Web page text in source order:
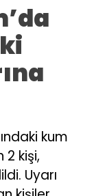
kum
2 kişi,
Uyarı